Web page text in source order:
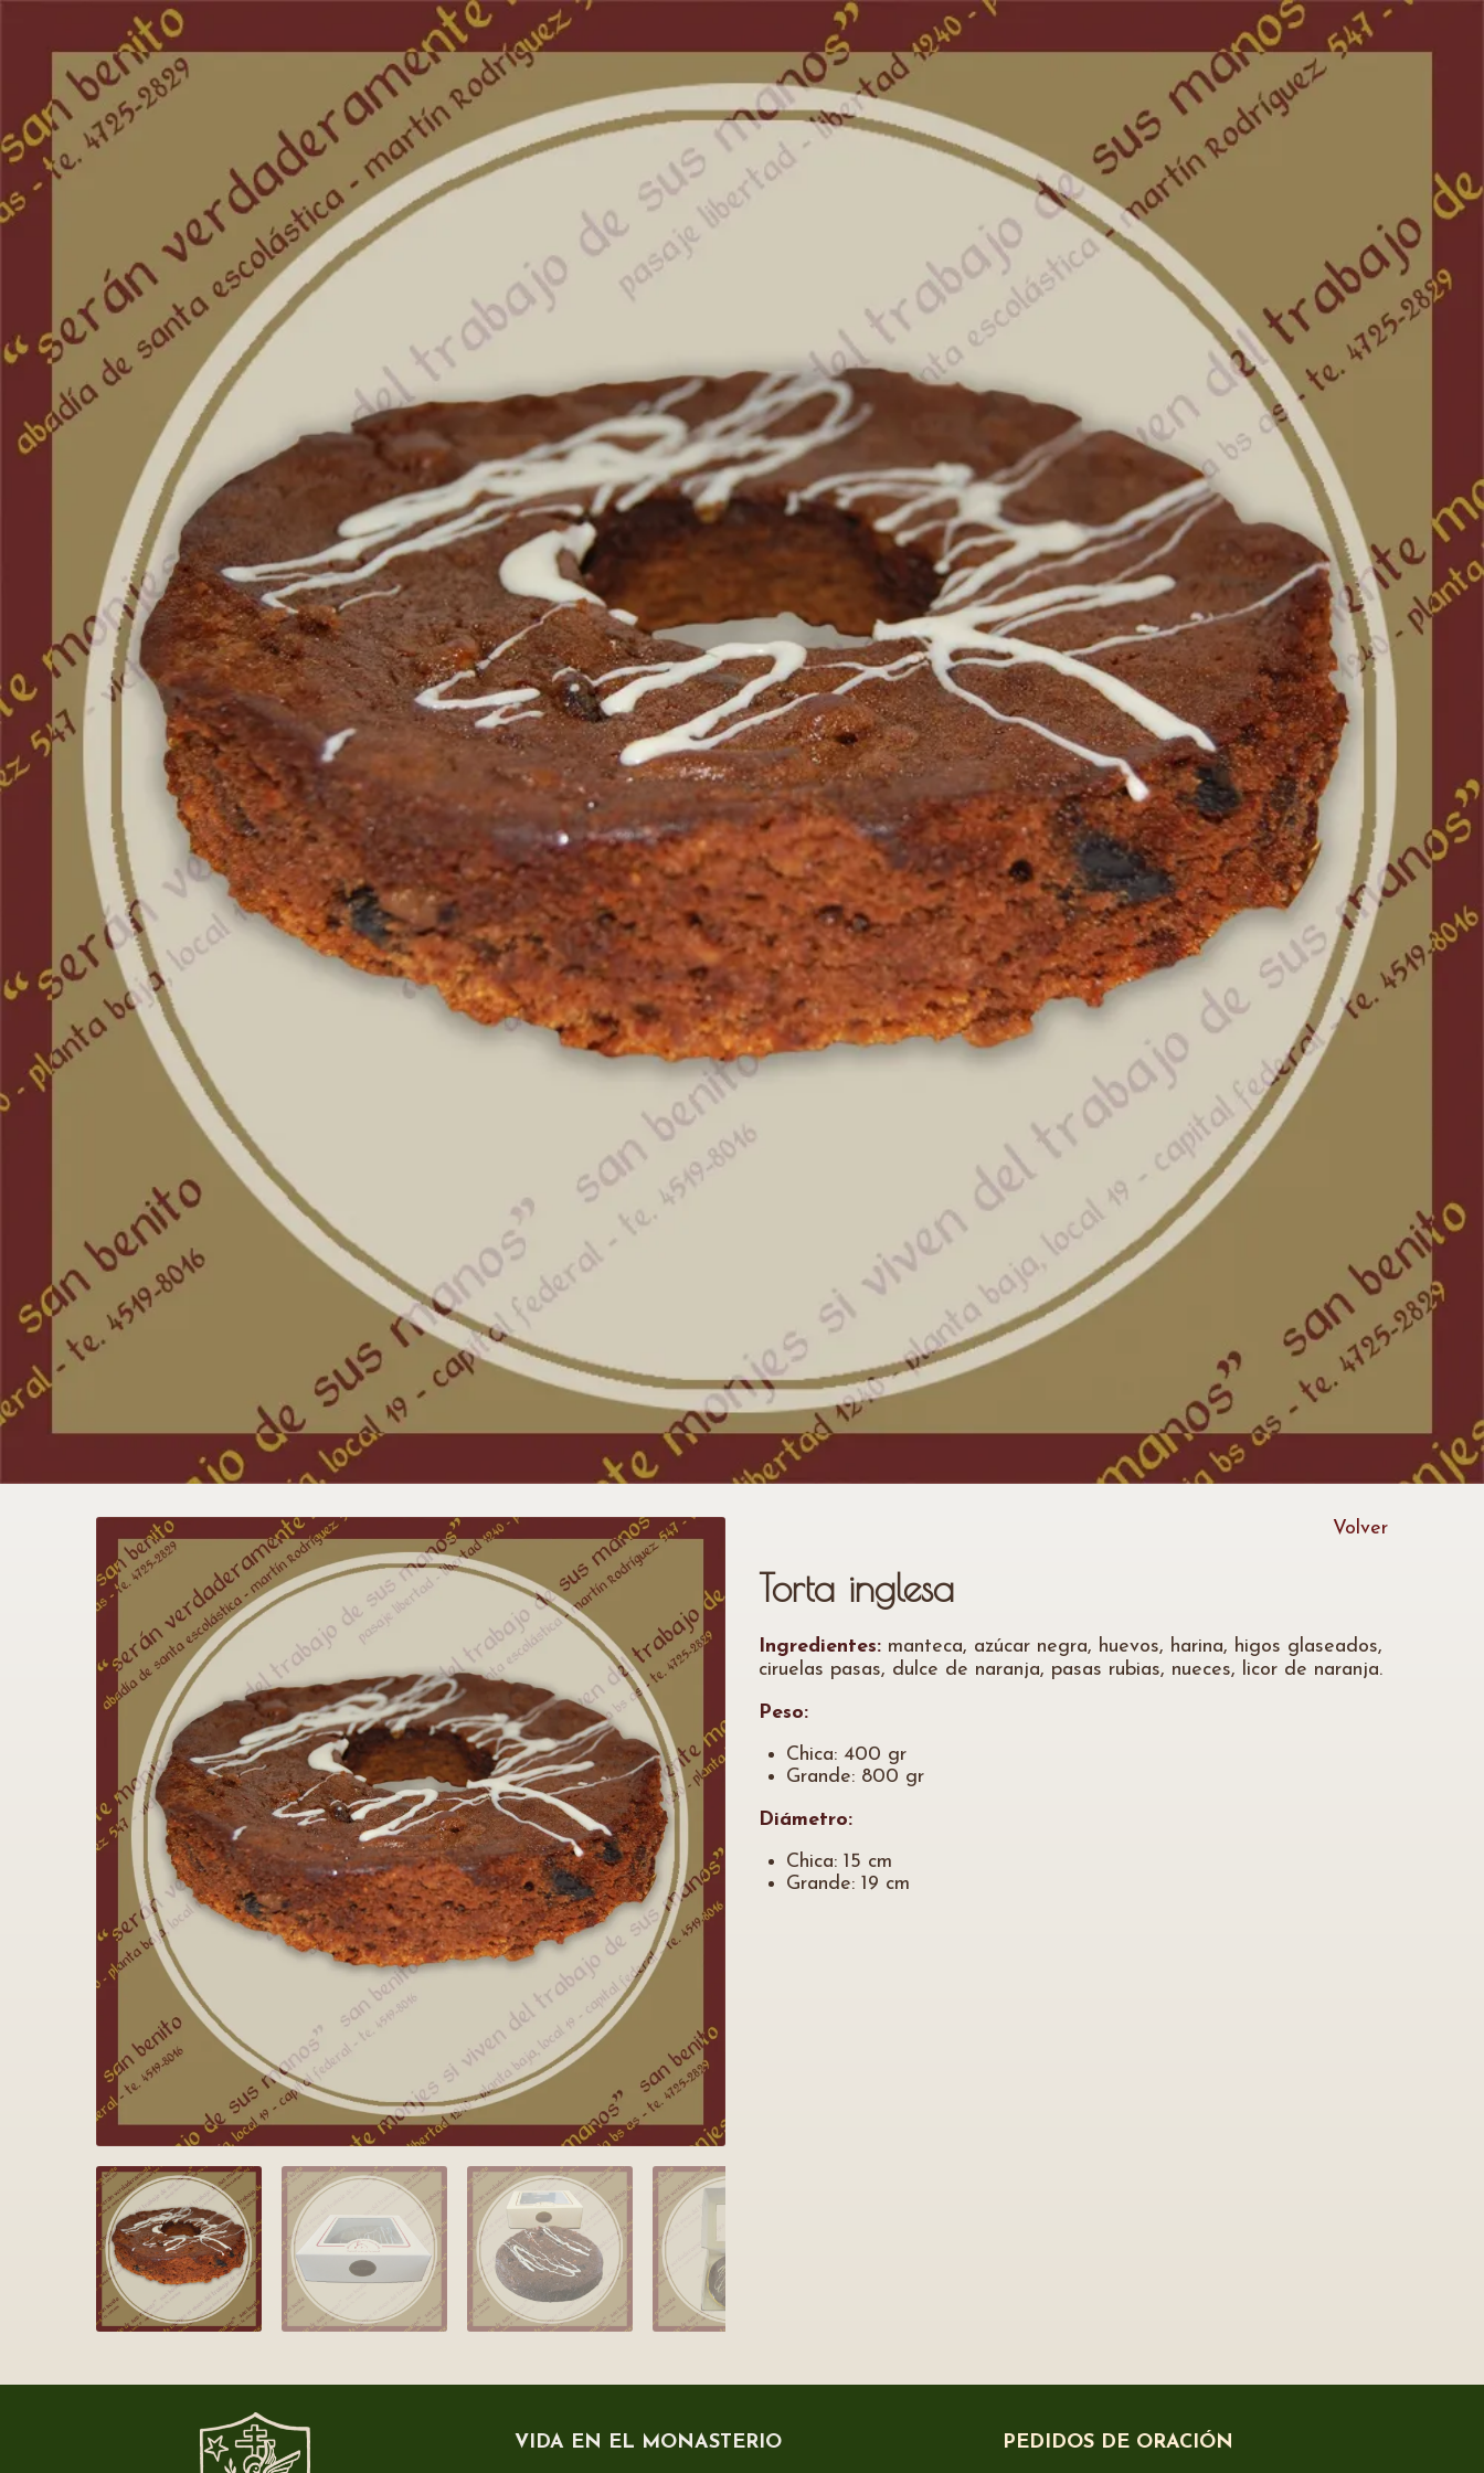
Volver
Torta inglesa
Ingredientes: manteca, azúcar negra, huevos, harina, higos glaseados,
ciruelas pasas, dulce de naranja, pasas rubias, nueces, licor de naranja.
Peso:
Chica: 400 gr
Grande: 800 gr
Diámetro:
Chica: 15 cm
Grande: 19 cm
VIDA EN EL MONASTERIO PEDIDOS DE ORACIÓN